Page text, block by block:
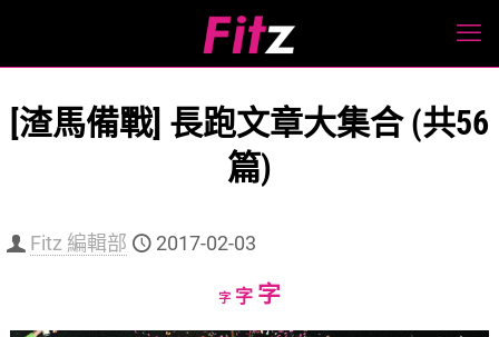
[渣馬備戰] 長跑文章大集合 (共56
篇)
Fitz 編輯部 2017-02-03
字Decrease
字Reset
字Increase